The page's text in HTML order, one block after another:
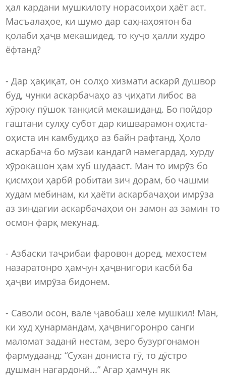
ҳал кардани мушкилоту норасоиҳои ҳаёт аст.
Масъалаҳое, ки шумо дар саҳнаҳоятон ба
қолаби ҳаҷв мекашидед, то куҷо ҳалли худро
ёфтанд?
- Дар ҳақиқат, он солҳо хизмати аскарӣ душвор
буд, чунки аскарбачаҳо аз ҷиҳати либос ва
хӯроку пӯшок танқисӣ мекашиданд. Бо пойдор
гаштани сулҳу субот дар кишварамон оҳиста-
оҳиста ин камбудиҳо аз байн рафтанд. Ҳоло
аскарбача бо мӯзаи кандагӣ намегардад, хурду
хӯрокашон ҳам хуб шудааст. Ман то имрӯз бо
қисмҳои ҳарбӣ робитаи зич дорам, бо чашми
худам мебинам, ки ҳаёти аскарбачаҳои имрӯза
аз зиндагии аскарбачаҳои он замон аз замин то
осмон фарқ мекунад.
- Азбаски таҷрибаи фаровон доред, мехостем
назаратонро ҳамчун ҳаҷвнигори касбӣ ба
ҳаҷви имрӯза бидонем.
- Саволи осон, вале ҷавобаш хеле мушкил! Ман,
ки худ ҳунармандам, ҳаҷвнигоронро санги
маломат заданӣ нестам, зеро бузургонамон
фармудаанд: “Сухан дониста гӯ, то дӯстро
душман нагардонӣ...” Агар ҳамчун як